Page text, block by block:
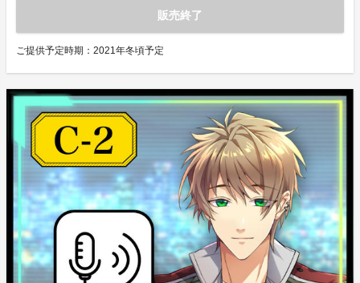
販売終了
ご提供予定時期： 2021年冬頃予定